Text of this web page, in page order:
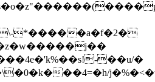
��u/�
��4=�h/